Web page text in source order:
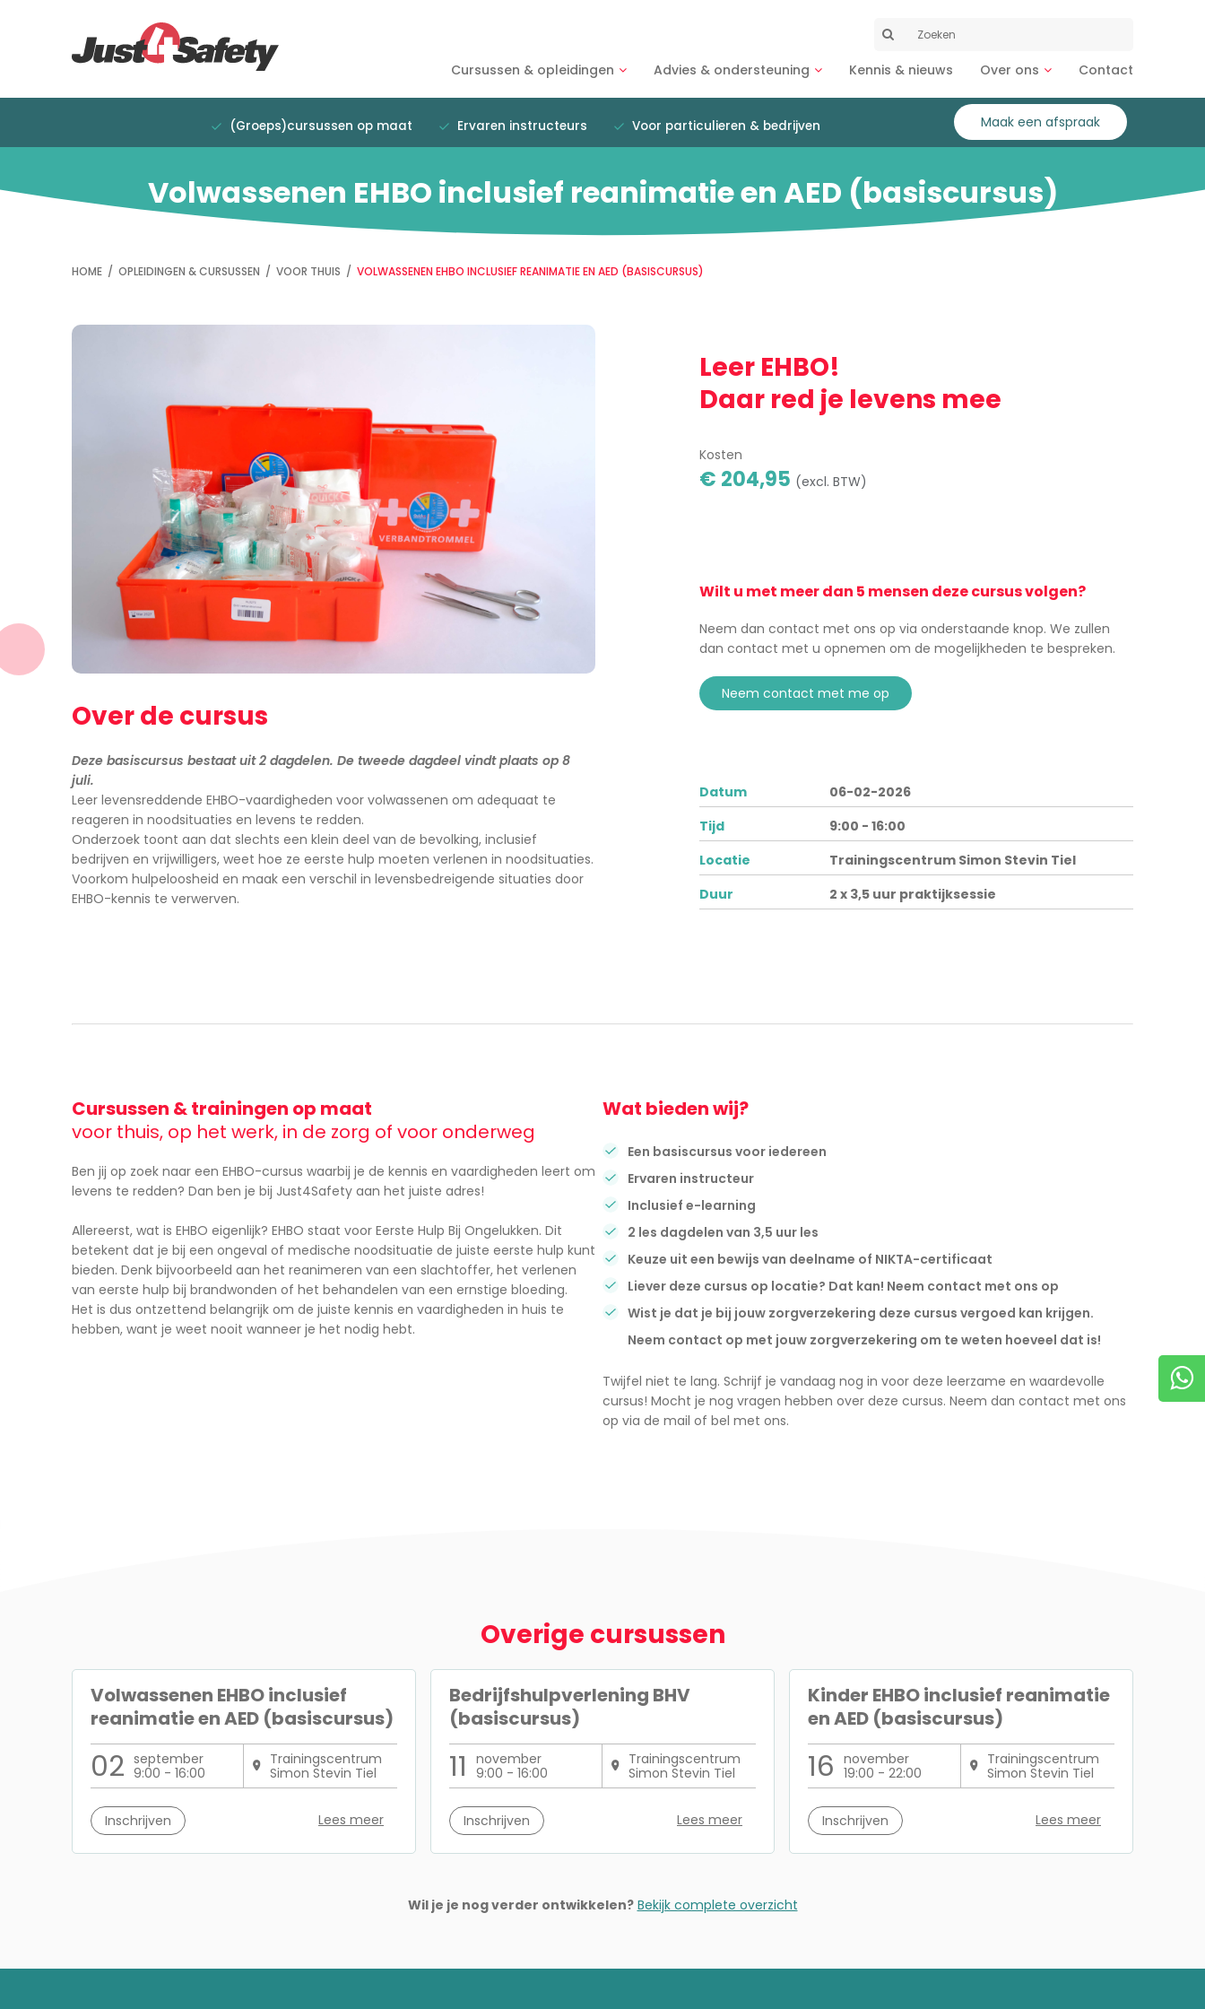
hoofdnavigatie
Zoeken
Cursussen & opleidingen
Advies & ondersteuning Kennis & nieuws Over ons Contact
(Groeps)cursussen op maat Ervaren instructeurs Voor particulieren & bedrijven Maak een afspraak
Volwassenen EHBO inclusief reanimatie en AED (basiscursus)
HOME / OPLEIDINGEN & CURSUSSEN / VOOR THUIS / VOLWASSENEN EHBO INCLUSIEF REANIMATIE EN AED (BASISCURSUS)
Over de cursus
Deze basiscursus bestaat uit 2 dagdelen. De tweede dagdeel vindt plaats op 8
juli.
Leer levensreddende EHBO-vaardigheden voor volwassenen om adequaat te
reageren in noodsituaties en levens te redden.
Onderzoek toont aan dat slechts een klein deel van de bevolking, inclusief
bedrijven en vrijwilligers, weet hoe ze eerste hulp moeten verlenen in noodsituaties.
Voorkom hulpeloosheid en maak een verschil in levensbedreigende situaties door
EHBO-kennis te verwerven.
Leer EHBO!
Daar red je levens mee
Kosten
€ 204,95 (excl. BTW)
Wilt u met meer dan 5 mensen deze cursus volgen?
Neem dan contact met ons op via onderstaande knop. We zullen
dan contact met u opnemen om de mogelijkheden te bespreken.
neem contact met me op
Datum
06-02-2026
Tijd
9:00 - 16:00
Locatie
Trainingscentrum Simon Stevin Tiel
Duur
2 x 3,5 uur praktijksessie
Cursussen & trainingen op maat
voor thuis, op het werk, in de zorg of voor onderweg
Ben jij op zoek naar een EHBO-cursus waarbij je de kennis en vaardigheden leert om
levens te redden? Dan ben je bij Just4Safety aan het juiste adres!
Allereerst, wat is EHBO eigenlijk? EHBO staat voor Eerste Hulp Bij Ongelukken. Dit
betekent dat je bij een ongeval of medische noodsituatie de juiste eerste hulp kunt
bieden. Denk bijvoorbeeld aan het reanimeren van een slachtoffer, het verlenen
van eerste hulp bij brandwonden of het behandelen van een ernstige bloeding.
Het is dus ontzettend belangrijk om de juiste kennis en vaardigheden in huis te
hebben, want je weet nooit wanneer je het nodig hebt.
Wat bieden wij?
Een basiscursus voor iedereen
Ervaren instructeur
Inclusief e-learning
2 les dagdelen van 3,5 uur les
Keuze uit een bewijs van deelname of NIKTA-certificaat
Liever deze cursus op locatie? Dat kan! Neem contact met ons op
Wist je dat je bij jouw zorgverzekering deze cursus vergoed kan krijgen.
Neem contact op met jouw zorgverzekering om te weten hoeveel dat is!
Twijfel niet te lang. Schrijf je vandaag nog in voor deze leerzame en waardevolle
cursus! Mocht je nog vragen hebben over deze cursus. Neem dan contact met ons
op via de mail of bel met ons.
Overige cursussen
Volwassenen EHBO inclusief
reanimatie en AED (basiscursus)
02 september
9:00 - 16:00
Trainingscentrum
Simon Stevin Tiel
Inschrijven Lees meer
Bedrijfshulpverlening BHV
(basiscursus)
11
november
9:00 - 16:00
Trainingscentrum
Simon Stevin Tiel
Inschrijven Lees meer
Kinder EHBO inclusief reanimatie
en AED (basiscursus)
16 november
19:00 - 22:00
Trainingscentrum
Simon Stevin Tiel
Inschrijven Lees meer
Wil je je nog verder ontwikkelen? Bekijk complete overzicht